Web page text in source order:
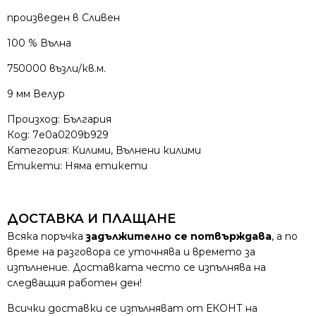
произведен в Сливен
100 % Вълна
750000 възли/кв.м.
9 мм Велур
Произход: България
Код: 7e0a0209b929
Категория: Килими, Вълнени килими
Етикети: Няма етикети
ДОСТАВКА И ПЛАЩАНЕ
Всяка поръчказадължително се потвърждава, а по
време на разговора се уточнява и времето за
изпълнение. Доставката често се изпълнява на
следващия работен ден!
Всички доставки се изпълняват от ЕКОНТ на